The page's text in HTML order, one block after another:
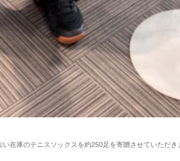
在庫のテニスソックスを約250足を寄贈させていただき